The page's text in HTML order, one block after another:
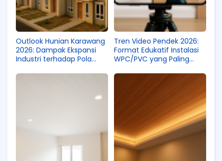
Outlook Hunian Karawang
2026: Dampak Ekspansi
Industri terhadap Pola
Tren Video Pendek 2026:
Format Edukatif Instalasi
WPC/PVC yang Paling